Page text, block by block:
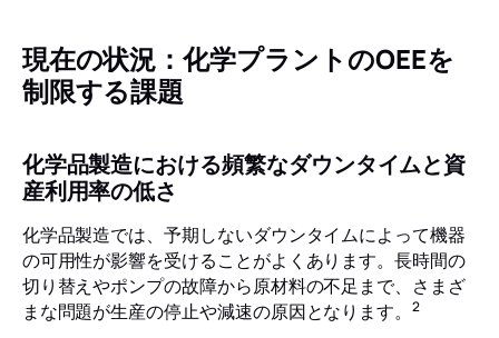
現在の状況：化学プラントのOEEを
制限する課題
化学品製造における頻繁なダウンタイムと資
産利用率の低さ
化学品製造では、予期しないダウンタイムによって機器
の可用性が影響を受けることがよくあります。長時間の
切り替えやポンプの故障から原材料の不足まで、さまざ
まな問題が生産の停止や減速の原因となります。2